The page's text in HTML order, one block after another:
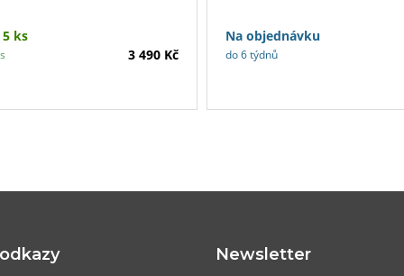
ks
3 490 Kč
Na objednávku
do 6 týdnů
Newsletter